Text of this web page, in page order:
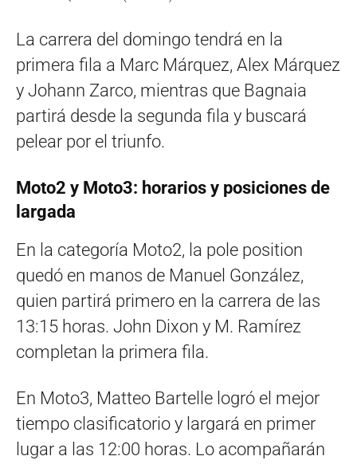
La carrera del domingo tendrá en la
primera fila a Marc Márquez, Alex Márquez
y Johann Zarco, mientras que Bagnaia
partirá desde la segunda fila y buscará
pelear por el triunfo.
Moto2 y Moto3: horarios y posiciones de
largada
En la categoría Moto2, la pole position
quedó en manos de Manuel González,
quien partirá primero en la carrera de las
13:15 horas. John Dixon y M. Ramírez
completan la primera fila.
En Moto3, Matteo Bartelle logró el mejor
tiempo clasificatorio y largará en primer
lugar a las 12:00 horas. Lo acompañarán